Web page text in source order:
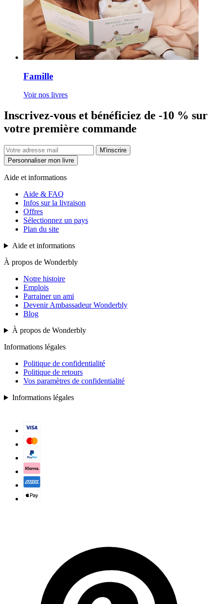
Famille
Voir nos livres
Inscrivez-vous et bénéficiez de -10 % sur
votre première commande
M'inscrire
Personnaliser mon livre
Aide et informations
Aide & FAQ
Infos sur la livraison
Offres
Sélectionnez un pays
Plan du site
Aide et informations
À propos de Wonderbly
Notre histoire
Emplois
Parrainer un ami
Devenir Ambassadeur Wonderbly
Blog
À propos de Wonderbly
Informations légales
Politique de confidentialité
Politique de retours
Vos paramètres de confidentialité
Informations légales